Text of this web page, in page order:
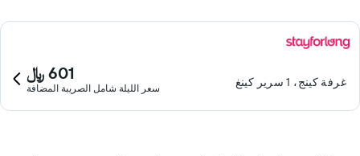
غرفة كينج، 1 سرير كينغ 601 ﷼
سعر الليلة شامل الصريبة المضافة